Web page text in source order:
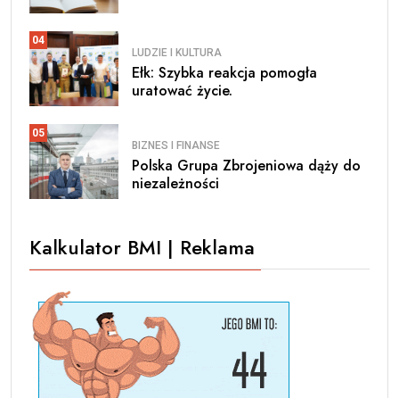
04
LUDZIE I KULTURA
Ełk: Szybka reakcja pomogła
uratować życie.
05
BIZNES I FINANSE
Polska Grupa Zbrojeniowa dąży do
niezależności
Kalkulator BMI | Reklama